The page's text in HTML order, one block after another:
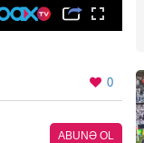
0
ABUNƏ OL